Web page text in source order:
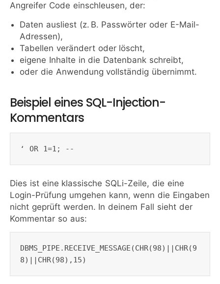
Angreifer Code einschleusen, der:
Daten ausliest (z. B. Passwörter oder E-Mail-
Adressen),
Tabellen verändert oder löscht,
eigene Inhalte in die Datenbank schreibt,
oder die Anwendung vollständig übernimmt.
Beispiel eines SQL-Injection-
Kommentars
Dies ist eine klassische SQLi-Zeile, die eine
Login-Prüfung umgehen kann, wenn die Eingaben
nicht geprüft werden. In deinem Fall sieht der
Kommentar so aus:
DBMS_PIPE.RECEIVE_MESSAGE(CHR(98)||CHR(9